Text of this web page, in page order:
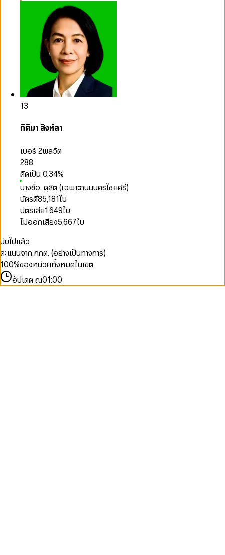
13
กิติมา สิงห์ลา
เบอร์ 2พลวัต
288
คิดเป็น0.34%
บางซื่อ, ดุสิต (เฉพาะถนนนครไชยศรี)
บัตรดี85,181ใบ
บัตรเสีย1,649ใบ
ไม่ออกเสียง5,667ใบ
นับไปแล้ว
คะแนนจาก กกต. (อย่างเป็นทางการ)
100%ของหน่วยทั้งหมดในเขต
อัปเดต ณ01:00